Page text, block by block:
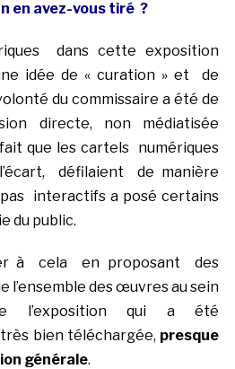
en avez-vous tiré ?
dans cette exposition
idée de « curation » et de
du commissaire a été de
directe, non médiatisée
que les cartels numériques
défilaient de manière
interactifs a posé certains
du public.
à cela en proposant des
l’ensemble des œuvres au sein
l’exposition qui a été
bien téléchargée, presque
générale.